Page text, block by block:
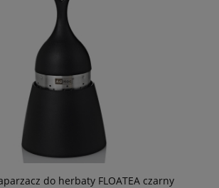
do herbaty FLOATEA czarny